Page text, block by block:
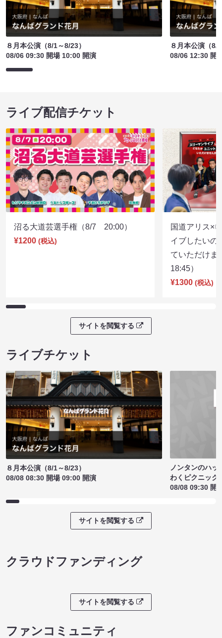
８月本公演（8/1～8/23）
08/06 09:30 開場 10:00 開演
８月本公演（8/
08/06 12:30 開
ライブ配信チケット
沼る大道芸選手権（8/7 20:00）
¥1200 (税込)
国道アリス×
イブしたいの
ていただけ
18:45）
¥1300 (税込)
サイトを閲覧する
ライブチケット
８月本公演（8/1～8/23）
08/08 08:30 開場 09:00 開演
ノンタンのハッ
わくピクニック
08/08 09:30 開
サイトを閲覧する
クラウドファンディング
サイトを閲覧する
ファンコミュニティ